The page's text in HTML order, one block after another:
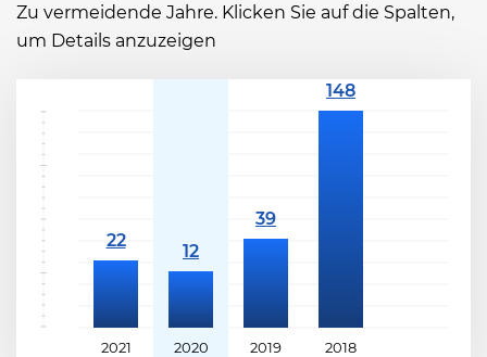
Zu vermeidende Jahre. Klicken Sie auf die Spalten,
um Details anzuzeigen
2021 2020 2019 2018